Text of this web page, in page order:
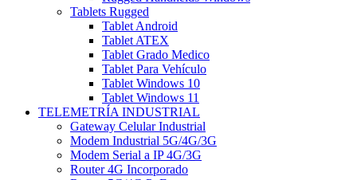
Tablets Rugged
Tablet Android
Tablet ATEX
Tablet Grado Medico
Tablet Para Vehículo
Tablet Windows 10
Tablet Windows 11
TELEMETRÍA INDUSTRIAL
Gateway Celular Industrial
Modem Industrial 5G/4G/3G
Modem Serial a IP 4G/3G
Router 4G Incorporado